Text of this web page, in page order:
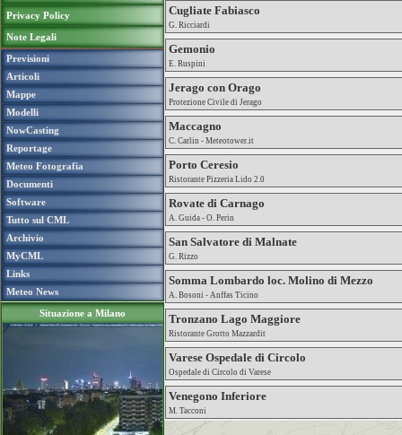
Privacy Policy
Note Legali
Previsioni
Articoli
Mappe
Modelli
NowCasting
Reportage
Meteo Fotografia
Documenti
Software
Tutto sul CML
Archivio
MyCML
Links
Meteo News
Situazione a Milano
Cugliate Fabiasco
G. Ricciardi
Gemonio
E. Ruspini
Jerago con Orago
Protezione Civile di Jerago
Maccagno
C. Carlin - Meteotower.it
Porto Ceresio
Ristorante Pizzeria Lido 2.0
Rovate di Carnago
A. Guida - O. Perin
San Salvatore di Malnate
G. Rizzo
Somma Lombardo loc. Molino di Mezzo
A. Bosoni - Anffas Ticino
Tronzano Lago Maggiore
Ristorante Grotto Mazzardit
Varese Ospedale di Circolo
Ospedale di Circolo di Varese
Venegono Inferiore
M. Tacconi